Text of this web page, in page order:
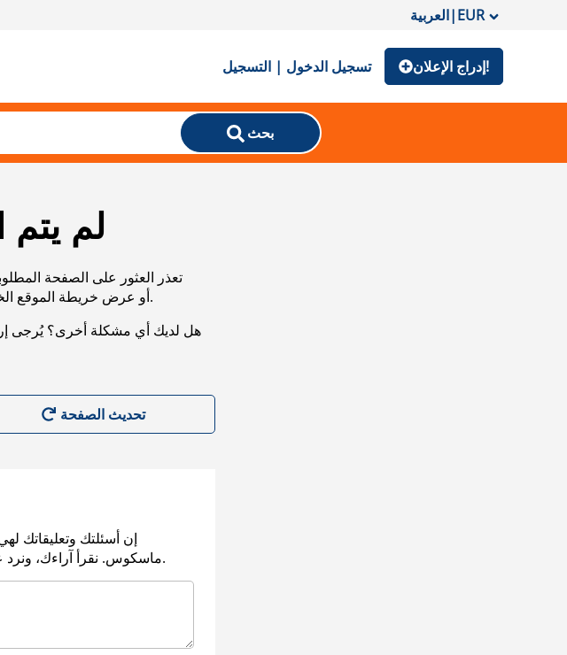
العربية|EUR
تسجيل الدخول | التسجيل إدراج الإعلان!
بحث
لم يتم
تعذر العثور على الصفحة
URL، أو عرض خريطة الموقع الخاصة بنا لمساعدتك في العثور على ما تريد.
هل لديك أي مشكلة أخرى؟ يُرجى
إن أسئلتك وتعليقاتك
ماسكوس. نقرأ آراءك، ونرد عليها، بناء على طلبكم في أسرع وقت ممكن.